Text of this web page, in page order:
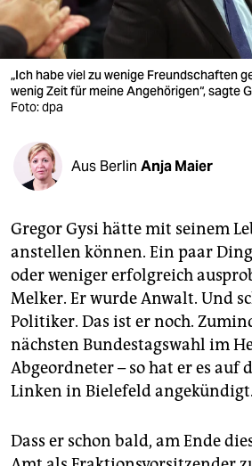
wahrheit
verlag
verlag
shop
fragen & hilfe
unterstützen
abo
genossenschaft
epaper login
„Ich habe viel zu wenige Freundschaften
wenig Zeit für meine Angehörigen“, sagte
Foto: dpa
Aus Berlin Anja Maier
Gregor Gysi hätte mit seinem
anstellen können. Ein paar
oder weniger erfolgreich
Melker. Er wurde Anwalt. Und
Politiker. Das ist er noch.
nächsten Bundestagswahl im
Abgeordneter – so hat er es auf
Linken in Bielefeld angekündigt.
Dass er schon bald, am Ende